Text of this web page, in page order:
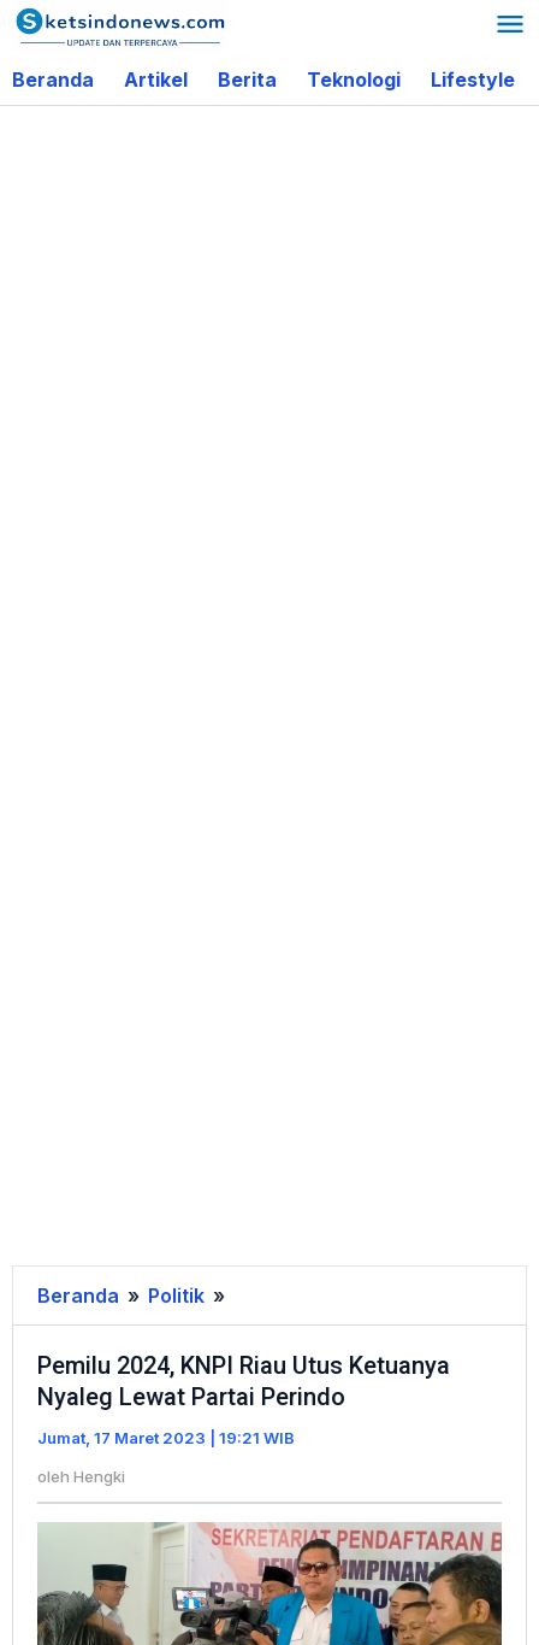
Lewati
ke
konten
Beranda Artikel Berita Teknologi Lifestyle
Beranda » Politik »
2024,
KNPI
Riau
Utus
Nyaleg
Lewat
Partai
Perindo
Pemilu 2024, KNPI Riau Utus Ketuanya
Nyaleg Lewat Partai Perindo
Jumat, 17 Maret 2023 | 19:21 WIB
oleh Hengki